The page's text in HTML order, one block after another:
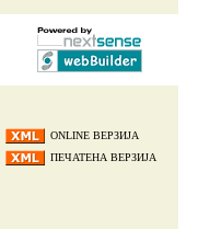
ONLINE ВЕРЗИЈА
ПЕЧАТЕНА ВЕРЗИЈА